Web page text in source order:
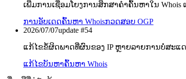
ເພີ່ມການເຊື່ອມໂຍງການສຶກສາຄຳຄົ້ນຫາໃນ Whois ແ
ການອັບເດດຄົ້ນຫາ Whoisກວດສອບ OGP
2026/07/07update #54
ແກ້ໄຂຂໍ້ຜິດພາດທີ່ຜົນຂອງ IP ຫຼາຍລາຍການບໍ່ສະແ
ແກ້ໄຂບັນຫາຄົ້ນຫາ Whois